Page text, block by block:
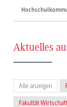
Aktuelles
Alle anzeigen
Fakultät Wirtschaft